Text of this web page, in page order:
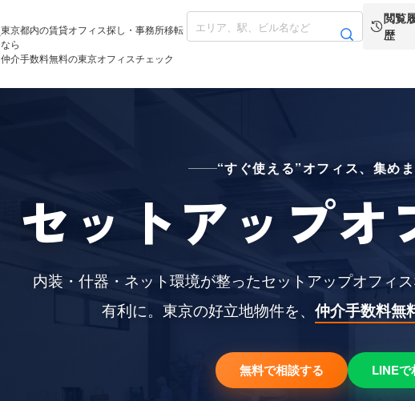
東京都内の賃貸オフィス探し・事務所移転
なら
仲介手数料無料の東京オフィスチェック
閲覧
歴
“すぐ使える”オフィス、集め
セットアップオ
内装・什器・ネット環境が整ったセットアップオフィス
有利に。東京の好立地物件を、 仲介手数料無
無料で相談する LINEで